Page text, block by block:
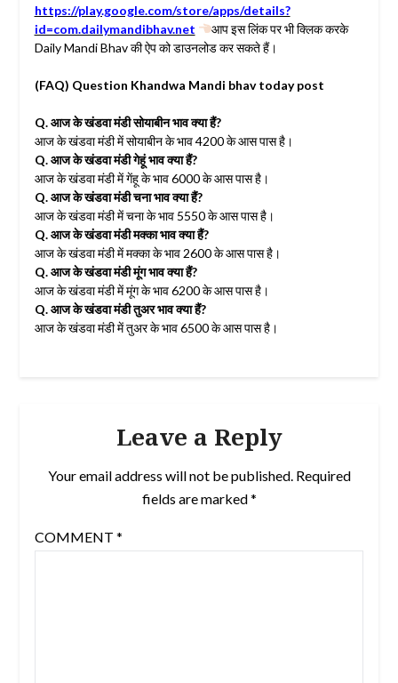
https://play.google.com/store/apps/details?
id=com.dailymandibhav.net
आप इस लिंक पर भी क्लिक करके
Daily Mandi Bhav की ऐप को डाउनलोड कर सकते हैं।
(FAQ) Question Khandwa Mandi bhav today post
Q. आज के खंडवा मंडी सोयाबीन भाव क्या हैं?
आज के खंडवा मंडी में सोयाबीन के भाव 4200 के आस पास है।
Q. आज के खंडवा मंडी गेहूं भाव क्या हैं?
आज के खंडवा मंडी में गेंहू के भाव 6000 के आस पास है।
Q. आज के खंडवा मंडी चना भाव क्या हैं?
आज के खंडवा मंडी में चना के भाव 5550 के आस पास है।
Q. आज के खंडवा मंडी मक्का भाव क्या हैं?
आज के खंडवा मंडी में मक्का के भाव 2600 के आस पास है।
Q. आज के खंडवा मंडी मूंग भाव क्या हैं?
आज के खंडवा मंडी में मूंग के भाव 6200 के आस पास है।
Q. आज के खंडवा मंडी तुअर भाव क्या हैं?
आज के खंडवा मंडी में तुअर के भाव 6500 के आस पास है।
Leave a Reply
Your email address will not be published. Required
fields are marked*
COMMENT *